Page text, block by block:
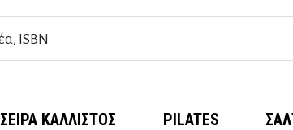
ΣΕΙΡΆ ΚΆΛΛΙΣΤΟΣ PILATES